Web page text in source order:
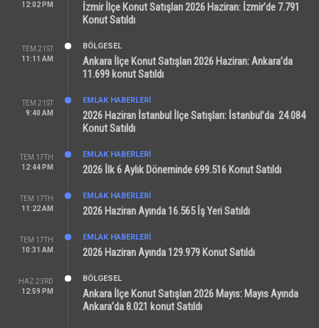
12:02 PM
İzmir İlçe Konut Satışları 2026 Haziran: İzmir’de 7.791
Konut Satıldı
TEM 21ST
11:11 AM
BÖLGESEL
Ankara İlçe Konut Satışları 2026 Haziran: Ankara’da
11.699 konut Satıldı
TEM 21ST
9:40 AM
EMLAK HABERLERI
2026 Haziran İstanbul İlçe Satışları: İstanbul’da 24.084
Konut Satıldı
TEM 17TH
12:44 PM
EMLAK HABERLERI
2026 İlk 6 Aylık Döneminde 699.516 Konut Satıldı
TEM 17TH
11:22 AM
EMLAK HABERLERI
2026 Haziran Ayında 16.565 İş Yeri Satıldı
TEM 17TH
10:31 AM
EMLAK HABERLERI
2026 Haziran Ayında 129.979 Konut Satıldı
HAZ 23RD
12:59 PM
BÖLGESEL
Ankara İlçe Konut Satışları 2026 Mayıs: Mayıs Ayında
Ankara’da 8.021 konut Satıldı